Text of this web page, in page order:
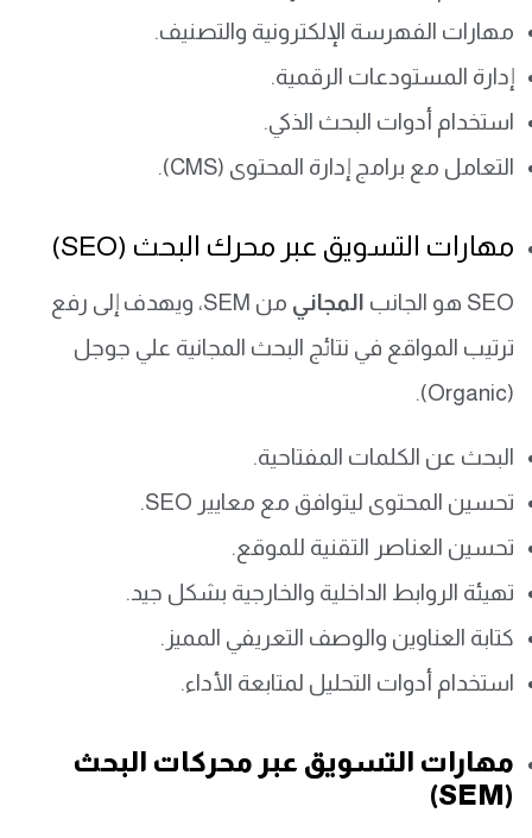
مهارات الفهرسة الإلكترونية والتصنيف.
إدارة المستودعات الرقمية.
استخدام أدوات البحث الذكي.
التعامل مع برامج إدارة المحتوى (CMS).
مهارات التسويق عبر محرك البحث (SEO)
SEO هو الجانب المجاني
من SEM، ويهدف إلى رفع
ترتيب المواقع في نتائج البحث المجانية علي جوجل
(Organic).
البحث عن الكلمات المفتاحية.
تحسين المحتوى ليتوافق مع معايير SEO.
تحسين العناصر التقنية للموقع.
تهيئة الروابط الداخلية والخارجية بشكل جيد.
كتابة العناوين والوصف التعريفي المميز.
استخدام أدوات التحليل لمتابعة الأداء.
مهارات التسويق عبر محركات البحث
(SEM)